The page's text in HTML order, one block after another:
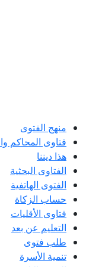
منهج الفتوى
فتاوى المحاكم
هذا ديننا
الفتاوى البحثية
الفتوى الهاتفية
حساب الزكاة
فتاوى الأقليات
التعليم عن بعد
طلب فتوى
تنمية الأسرة